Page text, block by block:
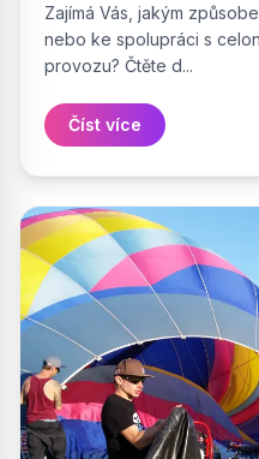
Zajímá Vás, jakým
nebo ke spolupráci s
provozu? Čtěte d...
Číst více